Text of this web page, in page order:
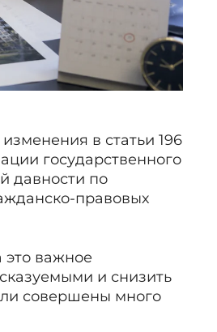
в статьи 196
государственного
давности по
правовых
это важное
и снизить
совершены много